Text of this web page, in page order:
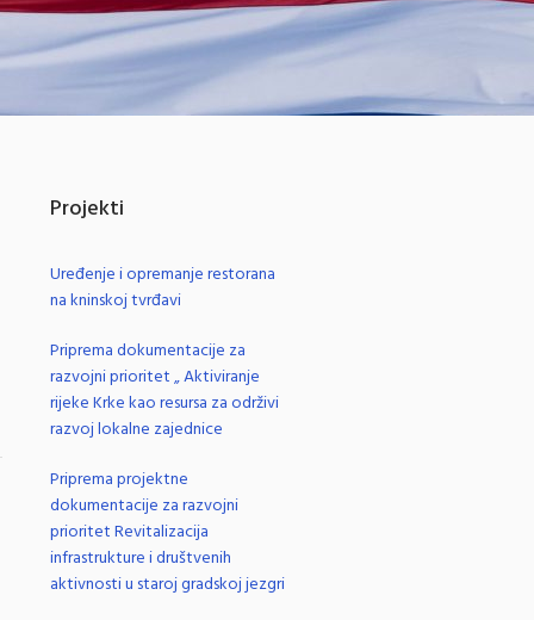
Projekti
Uređenje i opremanje restorana
na kninskoj tvrđavi
Priprema dokumentacije za
razvojni prioritet „ Aktiviranje
rijeke Krke kao resursa za održivi
razvoj lokalne zajednice
Priprema projektne
dokumentacije za razvojni
prioritet Revitalizacija
infrastrukture i društvenih
aktivnosti u staroj gradskoj jezgri